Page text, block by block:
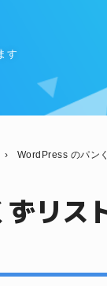
す
› WordPress のパン
リス